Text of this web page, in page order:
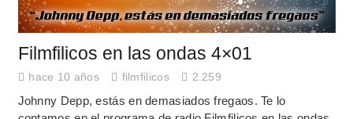
Filmfilicos en las ondas 4×01
hace 10 años filmfilicos 2.259
Johnny Depp, estás en demasiados fregaos. Te lo